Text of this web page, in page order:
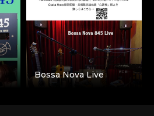
Bossa Nova Live